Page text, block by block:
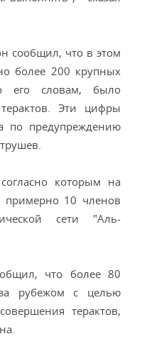
сообщил, что в этом
более 200 крупных
его словам, было
Эти цифры
по предупреждению
которым на
примерно 10 членов
сети "Аль-
что более 80
за рубежом с целью
терактов,